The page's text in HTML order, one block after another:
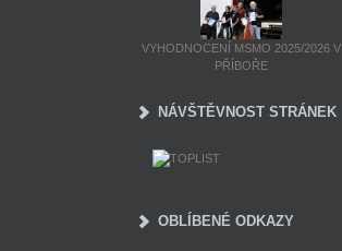
VYHODNOCENÍ MSMO 2025/2026 V
PŘÍBOŘE
NÁVŠTĚVNOST STRÁNEK
OBLÍBENÉ ODKAZY